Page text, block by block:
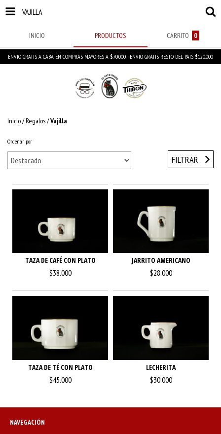
VAJILLA
INICIO PRODUCTOS CARRITO 0
ENVÍO GRATIS A CABA EN COMPRAS MAYORES A $70.000 - ENVIO GRATIS RESTO DEL PAIS $120.000
Inicio/Regalos/Vajilla
Ordenar por
FILTRAR
TAZA DE CAFÉ CON PLATO
$38.000
JARRITO AMERICANO
$28.000
TAZA DE TÉ CON PLATO
$45.000
LECHERITA
$30.000
NAVEGACIÓN